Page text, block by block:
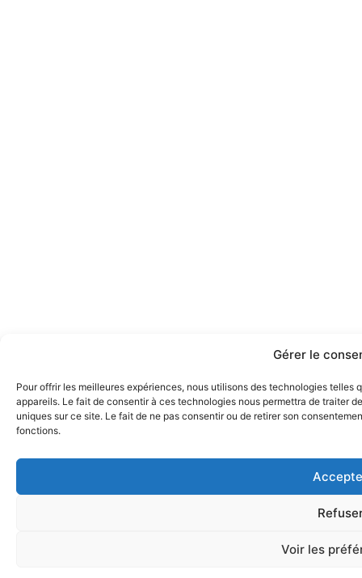
Gérer le
Pour offrir les meilleures expériences, nous utilisons des technologies
appareils. Le fait de consentir à ces technologies nous permettra de traiter
uniques sur ce site. Le fait de ne pas consentir ou de retirer son
fonctions.
Voir les